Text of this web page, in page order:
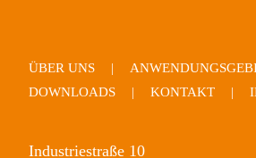
ÜBER UNS
DOWNLOADS
KONTAKT
Industriestraße 10